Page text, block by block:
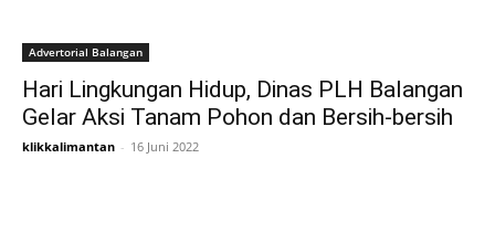
Advertorial Balangan
Hari Lingkungan Hidup, Dinas PLH Balangan
Gelar Aksi Tanam Pohon dan Bersih-bersih
klikkalimantan - 16 Juni 2022